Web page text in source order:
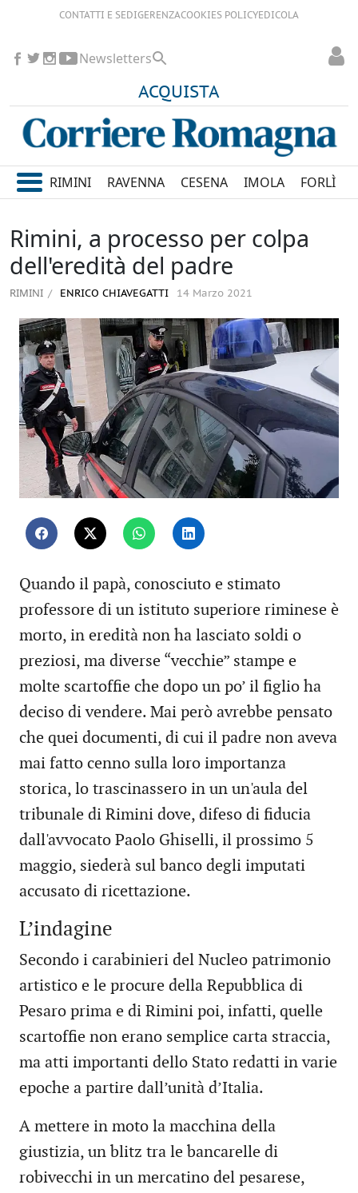
CONTATTI E SEDIGERENZACOOKIES POLICYEDICOLA
ACQUISTA
Newsletters
RIMINI RAVENNA CESENA IMOLA FORLÌ
Rimini, a processo per colpa
dell'eredità del padre
RIMINI ENRICO CHIAVEGATTI 14 Marzo 2021
Quando il papà, conosciuto e stimato
professore di un istituto superiore riminese è
morto, in eredità non ha lasciato soldi o
preziosi, ma diverse “vecchie” stampe e
molte scartoffie che dopo un po’ il figlio ha
deciso di vendere. Mai però avrebbe pensato
che quei documenti, di cui il padre non aveva
mai fatto cenno sulla loro importanza
storica, lo trascinassero in un un'aula del
tribunale di Rimini dove, difeso di fiducia
dall'avvocato Paolo Ghiselli, il prossimo 5
maggio, siederà sul banco degli imputati
accusato di ricettazione.
L’indagine
Secondo i carabinieri del Nucleo patrimonio
artistico e le procure della Repubblica di
Pesaro prima e di Rimini poi, infatti, quelle
scartoffie non erano semplice carta straccia,
ma atti importanti dello Stato redatti in varie
epoche a partire dall’unità d’Italia.
A mettere in moto la macchina della
giustizia, un blitz tra le bancarelle di
robivecchi in un mercatino del pesarese,